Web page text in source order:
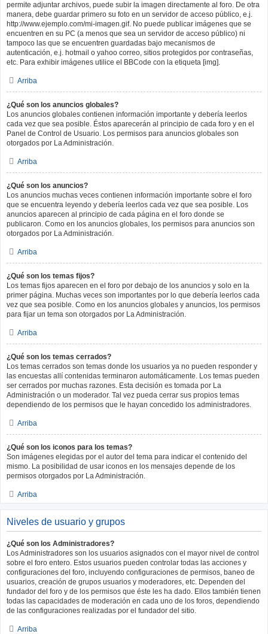
permite adjuntar archivos, puede subir la imagen directamente al foro. De otra
manera, debe guardar primero su foto en un servidor de acceso público, e.j.
http://www.ejemplo.com/mi-imagen.gif. No puede publicar imágenes que se
encuentren en su PC (a menos que sea un servidor de acceso público) ni
tampoco las que se encuentren guardadas bajo mecanismos de
autenticación, e.j. hotmail o yahoo correo, sitios protegidos por contraseñas,
etc. Para exhibir imágenes utilice el BBCode con la etiqueta [img].
Arriba
¿Qué son los anuncios globales?
Los anuncios globales contienen información importante y debería leerlos
cada vez que sea posible. Éstos aparecerán al principio de cada foro y en el
Panel de Control de Usuario. Los permisos para anuncios globales son
otorgados por La Administración.
Arriba
¿Qué son los anuncios?
Los anuncios muchas veces contienen información importante sobre el foro
que se encuentra leyendo y debería leerlos cada vez que sea posible. Los
anuncios aparecen al principio de cada página en el foro donde se
publicaron. Como en los anuncios globales, los permisos para anuncios son
otorgados por La Administración.
Arriba
¿Qué son los temas fijos?
Los temas fijos aparecen en el foro por debajo de los anuncios y solo en la
primer página. Muchas veces son importantes por lo que debería leerlos cada
vez que sea posible. Como en los anuncios globales y anuncios, los permisos
para fijar un tema son otorgados por La Administración.
Arriba
¿Qué son los temas cerrados?
Los temas cerrados son temas donde los usuarios ya no pueden responder y
las encuestas allí contenidas terminaron automáticamente. Los temas pueden
ser cerrados por muchas razones. Esta decisión es tomada por La
Administración o un moderador. Tal vez pueda cerrar sus propios temas
dependiendo de los permisos que le hayan concedido los administradores.
Arriba
¿Qué son los iconos para los temas?
Son imágenes elegidas por el autor del tema para indicar el contenido del
mismo. La posibilidad de usar iconos en los mensajes depende de los
permisos otorgados por La Administración.
Arriba
Niveles de usuario y grupos
¿Qué son los Administradores?
Los Administradores son los usuarios asignados con el mayor nivel de control
sobre el foro entero. Estos usuarios pueden controlar todas las acciones y
configuraciones del foro, incluyendo configuraciones de permisos, baneo de
usuarios, creación de grupos usuarios y moderadores, etc. Dependen del
fundador del foro y de los permisos que éste les ha dado. Ellos también tienen
todas las capacidades de moderación en cada uno de los foros, dependiendo
de las configuraciones realizadas por el fundador del sitio.
Arriba